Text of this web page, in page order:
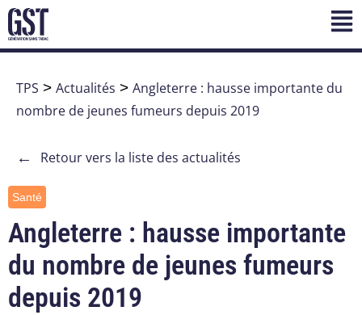
TPS > Actualités > Angleterre : hausse importante du
nombre de jeunes fumeurs depuis 2019
← Retour vers la liste des actualités
Santé
Angleterre : hausse importante
du nombre de jeunes fumeurs
depuis 2019